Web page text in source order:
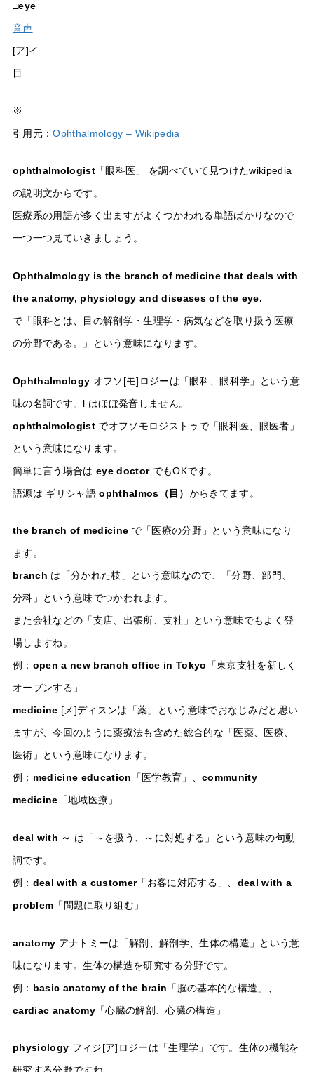
□eye
音声
[ア]イ
目
※
引用元：Ophthalmology – Wikipedia
ophthalmologist「眼科医」 を調べていて見つけたwikipedia
の説明文からです。
医療系の用語が多く出ますがよくつかわれる単語ばかりなので
一つ一つ見ていきましょう。
Ophthalmology is the branch of medicine that deals with
the anatomy, physiology and diseases of the eye.
で「眼科とは、目の解剖学・生理学・病気などを取り扱う医療
の分野である。」という意味になります。
Ophthalmology オフソ[モ]ロジーは「眼科、眼科学」という意
味の名詞です。l はほぼ発音しません。
ophthalmologist でオフソモロジストゥで「眼科医、眼医者」
という意味になります。
簡単に言う場合は eye doctorでもOKです。
語源は ギリシャ語ophthalmos（目） からきてます。
the branch of medicine で「医療の分野」という意味になり
ます。
branch は「分かれた枝」という意味なので、「分野、部門、
分科」という意味でつかわれます。
また会社などの「支店、出張所、支社」という意味でもよく登
場しますね。
例： open a new branch office in Tokyo 「東京支社を新しく
オープンする」
medicine [メ]ディスンは「薬」という意味でおなじみだと思い
ますが、今回のように薬療法も含めた総合的な「医薬、医療、
医術」という意味になります。
例： medicine education 「医学教育」、community
medicine 「地域医療」
deal with ～ は「～を扱う、～に対処する」という意味の句動
詞です。
例： deal with a customer「お客に対応する」、 deal with a
problem 「問題に取り組む」
anatomy アナトミーは「解剖、解剖学、生体の構造」という意
味になります。生体の構造を研究する分野です。
例： basic anatomy of the brain 「脳の基本的な構造」、
cardiac anatomy「心臓の解剖、心臓の構造」
physiology フィジ[ア]ロジーは「生理学」です。生体の機能を